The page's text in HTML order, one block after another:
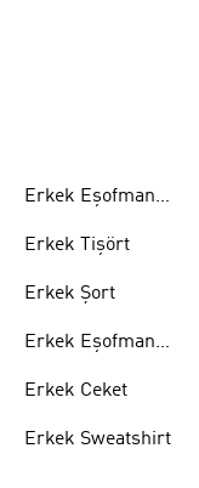
Erkek Eşofman
Erkek Tişört
Erkek Şort
Erkek Eşofman
Erkek Ceket
Erkek Sweatshirt